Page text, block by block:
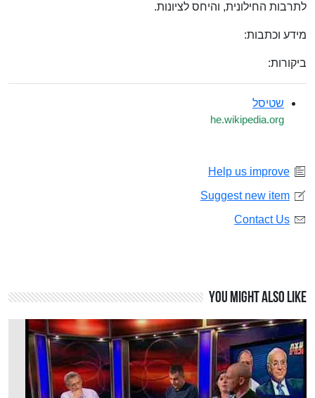
לתרבות החילונית, והיחס לציונות.
מידע וכתבות:
ביקורות:
שטיסל
he.wikipedia.org
Help us improve
Suggest new item
Contact Us
You might also like